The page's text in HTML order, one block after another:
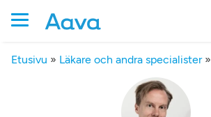
Etusivu » Läkare och andra specialister»